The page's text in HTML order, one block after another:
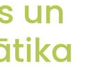
un